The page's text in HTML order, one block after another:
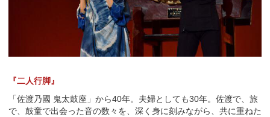
『二人行脚』
「佐渡乃國 鬼太鼓座」から40年。夫婦としても30年。佐渡で、旅
で、鼓童で出会った音の数々を、深く身に刻みながら、共に重ねた